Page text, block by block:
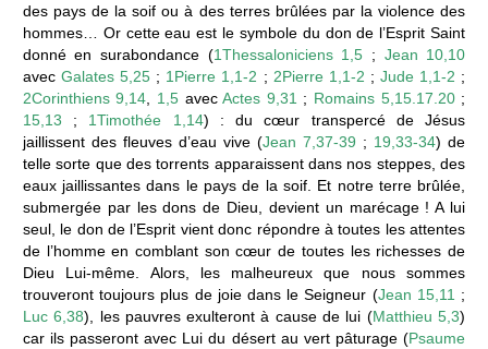
des pays de la soif ou à des terres brûlées par la violence des
hommes… Or cette eau est le symbole du don de l’Esprit Saint
donné en surabondance (1Thessaloniciens 1,5 ; Jean 10,10
avec Galates 5,25 ; 1Pierre 1,1-2 ; 2Pierre 1,1-2 ; Jude 1,1-2 ;
2Corinthiens 9,14
1,5 avecActes 9,31 ; Romains 5,15.17.20;
15,13 ; 1Timothée 1,14) : du cœur transpercé de Jésus
jaillissent des fleuves d’eau vive (Jean 7,37-39 ; 19,33-34) de
telle sorte que des torrents apparaissent dans nos steppes, des
eaux jaillissantes dans le pays de la soif. Et notre terre brûlée,
submergée par les dons de Dieu, devient un marécage ! A lui
seul, le don de l’Esprit vient donc répondre à toutes les attentes
de l’homme en comblant son cœur de toutes les richesses de
Dieu Lui-même. Alors, les malheureux que nous sommes
trouveront toujours plus de joie dans le Seigneur (Jean 15,11 ;
Luc 6,38), les pauvres exulteront à cause de lui (Matthieu 5,3)
car ils passeront avec Lui du désert au vert pâturage (Psaume